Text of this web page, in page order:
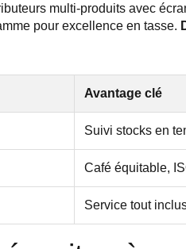
multi-produits avec
pour excellence en tasse.
Avantage clé
Suivi stocks en
Café équitable,
Service tout